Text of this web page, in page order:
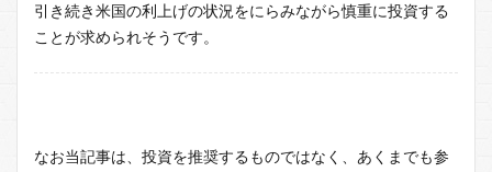
引き続き米国の利上げの状況をにらみながら慎重に投資する
ことが求められそうです。
なお当記事は、投資を推奨するものではなく、あくまでも参